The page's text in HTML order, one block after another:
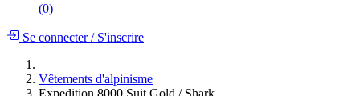
(0)
Se connecter/S'inscrire
Vêtements d'alpinisme
Expedition 8000 Suit Gold / Shark